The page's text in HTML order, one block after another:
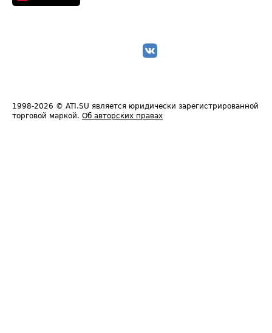
1998-2026 © ATI.SU является юридически зарегистрированной
торговой маркой. Об авторских правах